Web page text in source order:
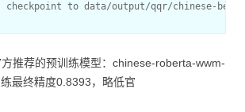
推荐的预训练模型：chinese-roberta-wwm-
最终精度0.8393，略低官